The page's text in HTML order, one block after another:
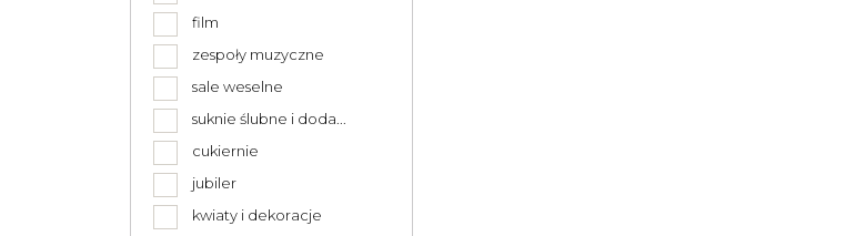
film
zespoły muzyczne
sale weselne
suknie ślubne i doda...
cukiernie
jubiler
kwiaty i dekoracje